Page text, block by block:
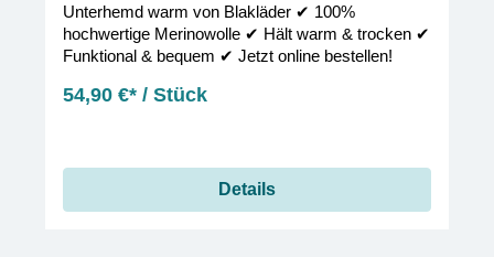
Unterhemd warm von Blakläder ✔︎ 100%
hochwertige Merinowolle ✔︎ Hält warm & trocken ✔︎
Funktional & bequem ✔︎ Jetzt online bestellen!
54,90 €* / Stück
Details